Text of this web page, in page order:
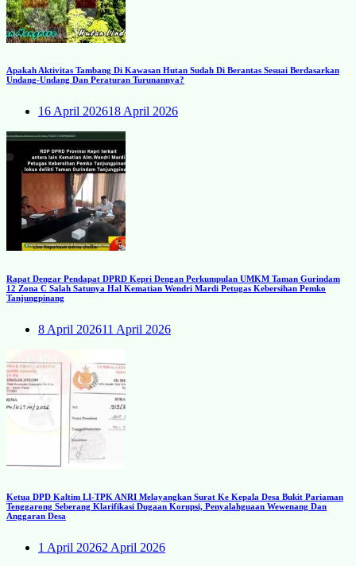
Apakah Aktivitas Tambang Di Kawasan Hutan Sudah Di Berantas Sesuai Berdasarkan
Undang-Undang Dan Peraturan Turunannya?
16 April 202618 April 2026
Rapat Dengar Pendapat DPRD Kepri Dengan Perkumpulan UMKM Taman Gurindam
12 Zona C Salah Satunya Hal Kematian Wendri Mardi Petugas Kebersihan Pemko
Tanjungpinang
8 April 202611 April 2026
Ketua DPD Kaltim LI-TPK ANRI Melayangkan Surat Ke Kepala Desa Bukit Pariaman
Tenggarong Seberang Klarifikasi Dugaan Korupsi, Penyalahguaan Wewenang Dan
Anggaran Desa
1 April 20262 April 2026